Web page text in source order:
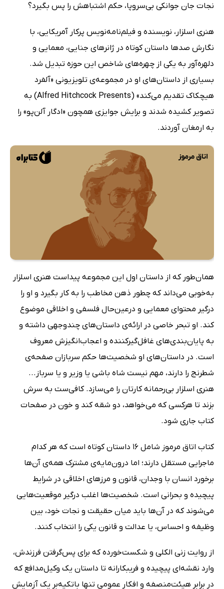
نجات جان جوانکی بی‌سروپا، حکم اشتباهش را پس بگیرد؟
هنری اسلزار، نویسنده و فیلم‌نامه‌نویس پرکار آمریکایی، با
نگارش صدها داستان کوتاه در ژانرهای جنایی، معمایی و
دلهره‌آور به یکی از چهره‌های شاخص این حوزه تبدیل شد.
بسیاری از داستان‌های او در مجموعه‌ی تلویزیونی «آلفرد
هیچکاک تقدیم می‌کند» (Alfred Hitchcock Presents) به
تصویر کشیده شدند و برایش جوایزی همچون «ادگار آلن‌پو» را
به ارمغان آوردند.
همان‌طور که از داستان اول این مجموعه پیداست هنری اسلزار
به‌خوبی می‌داند که چطور ذهن مخاطب را به کار بگیرد و او را
درگیر محتوای معمایی و درعین‌حال فلسفی و اخلاقی موضوع
کند. او تبحر خاصی در ارائه‌ی داستان‌های چندوجهی داشته و
به پایان‌بندی‌های غافل‌گیرکننده و اعجاب‌انگیزش معروف
است. در داستان‌های او شخصیت‌ها حکم سربازان صفحه‌ی
شطرنج را دارند، مهم نیست شاه باشی یا وزیر و یا سرباز...
هنری اسلزار بی‌رحمانه کارتان را می‌سازد. کافی‌ست به سرش
بزند تا هرکسی که می‌خواهد، دو شقه کند و خون در صفحات
کتاب جاری شود.
کتاب اتاق مرموز شامل 16 داستان کوتاه است که هر کدام
ماجرایی مستقل دارند؛ اما درون‌مایه‌ی مشترک همه‌ی آن‌ها
برخورد انسان با وجدان، قانون و مرزهای اخلاقی در شرایط
پیچیده و بحرانی است. شخصیت‌ها اغلب درگیر موقعیت‌هایی
می‌شوند که در آن‌ها باید میان حقیقت و نجات خود، بین
وظیفه و احساس، یا عدالت و قانون یکی را انتخاب کنند.
از روایت زنی الکلی و شکست‌خورده که برای پس‌گرفتن فرزندش،
وارد نقشه‌ای پیچیده و فریبکارانه تا داستان یک وکیل‌مدافع که
در برابر هیئت‌منصفه و افکار عمومی تنها باتکیه‌بر یک آزمایش